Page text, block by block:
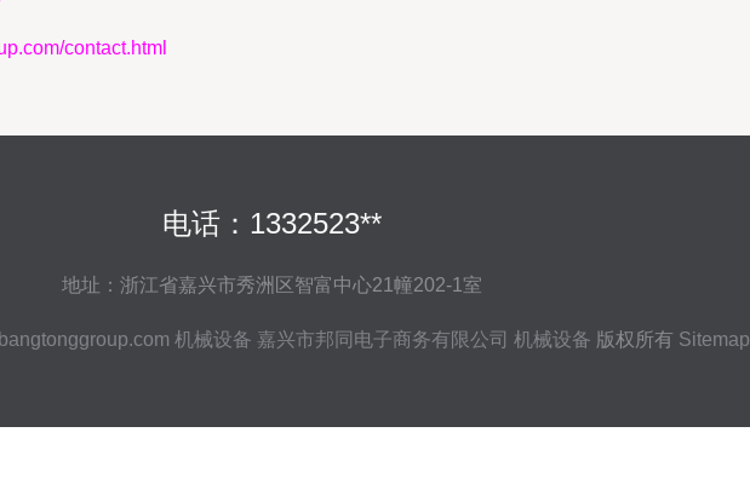
contact.html
电话：1332523**
地址：浙江省嘉兴市秀洲区智富中心21幢202-1室
机械设备 嘉兴市邦同电子商务有限公司 机械设备 版权所有 Sitemap